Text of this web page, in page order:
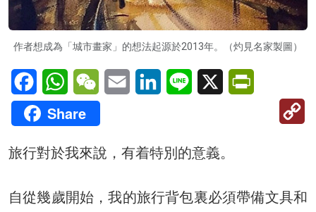
作者想成為「城市畫家」的想法起源於2013年。（灼見名家製圖）
FacebookWhatsAppWeChatEmail LinkedInLine X
Share
旅行對於我來說，有着特別的意義。
自從幾歲開始，我的旅行背包裏必須帶備文具和